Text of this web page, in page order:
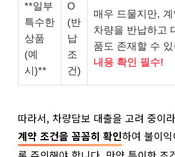
**일부
특수한
상품
(예
시)**
O
(반
납
조
건)
매우 드물지만,
차량을 반납하고
품도 존재할 수
내용 확인 필수!
따라서, 차량담보 대출을 고려 중이
계약 조건을 꼼꼼히 확인하여 불이